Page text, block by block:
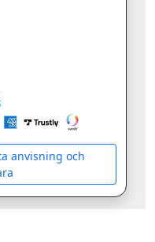
anvisning och